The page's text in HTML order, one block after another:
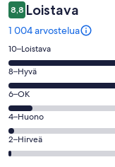
8,8 Loistava
1 004 arvostelua
Arvosana
10
-
Loistava.
450
kautta
1004
arvostelua
10–Loistava
Arvosana
8
-
Hyvä.
448
kautta
8–Hyvä
Arvosana
6
-
OK.
76
6–OK
Arvosana
4
-
4–Huono
Arvosana
2
2–Hirveä